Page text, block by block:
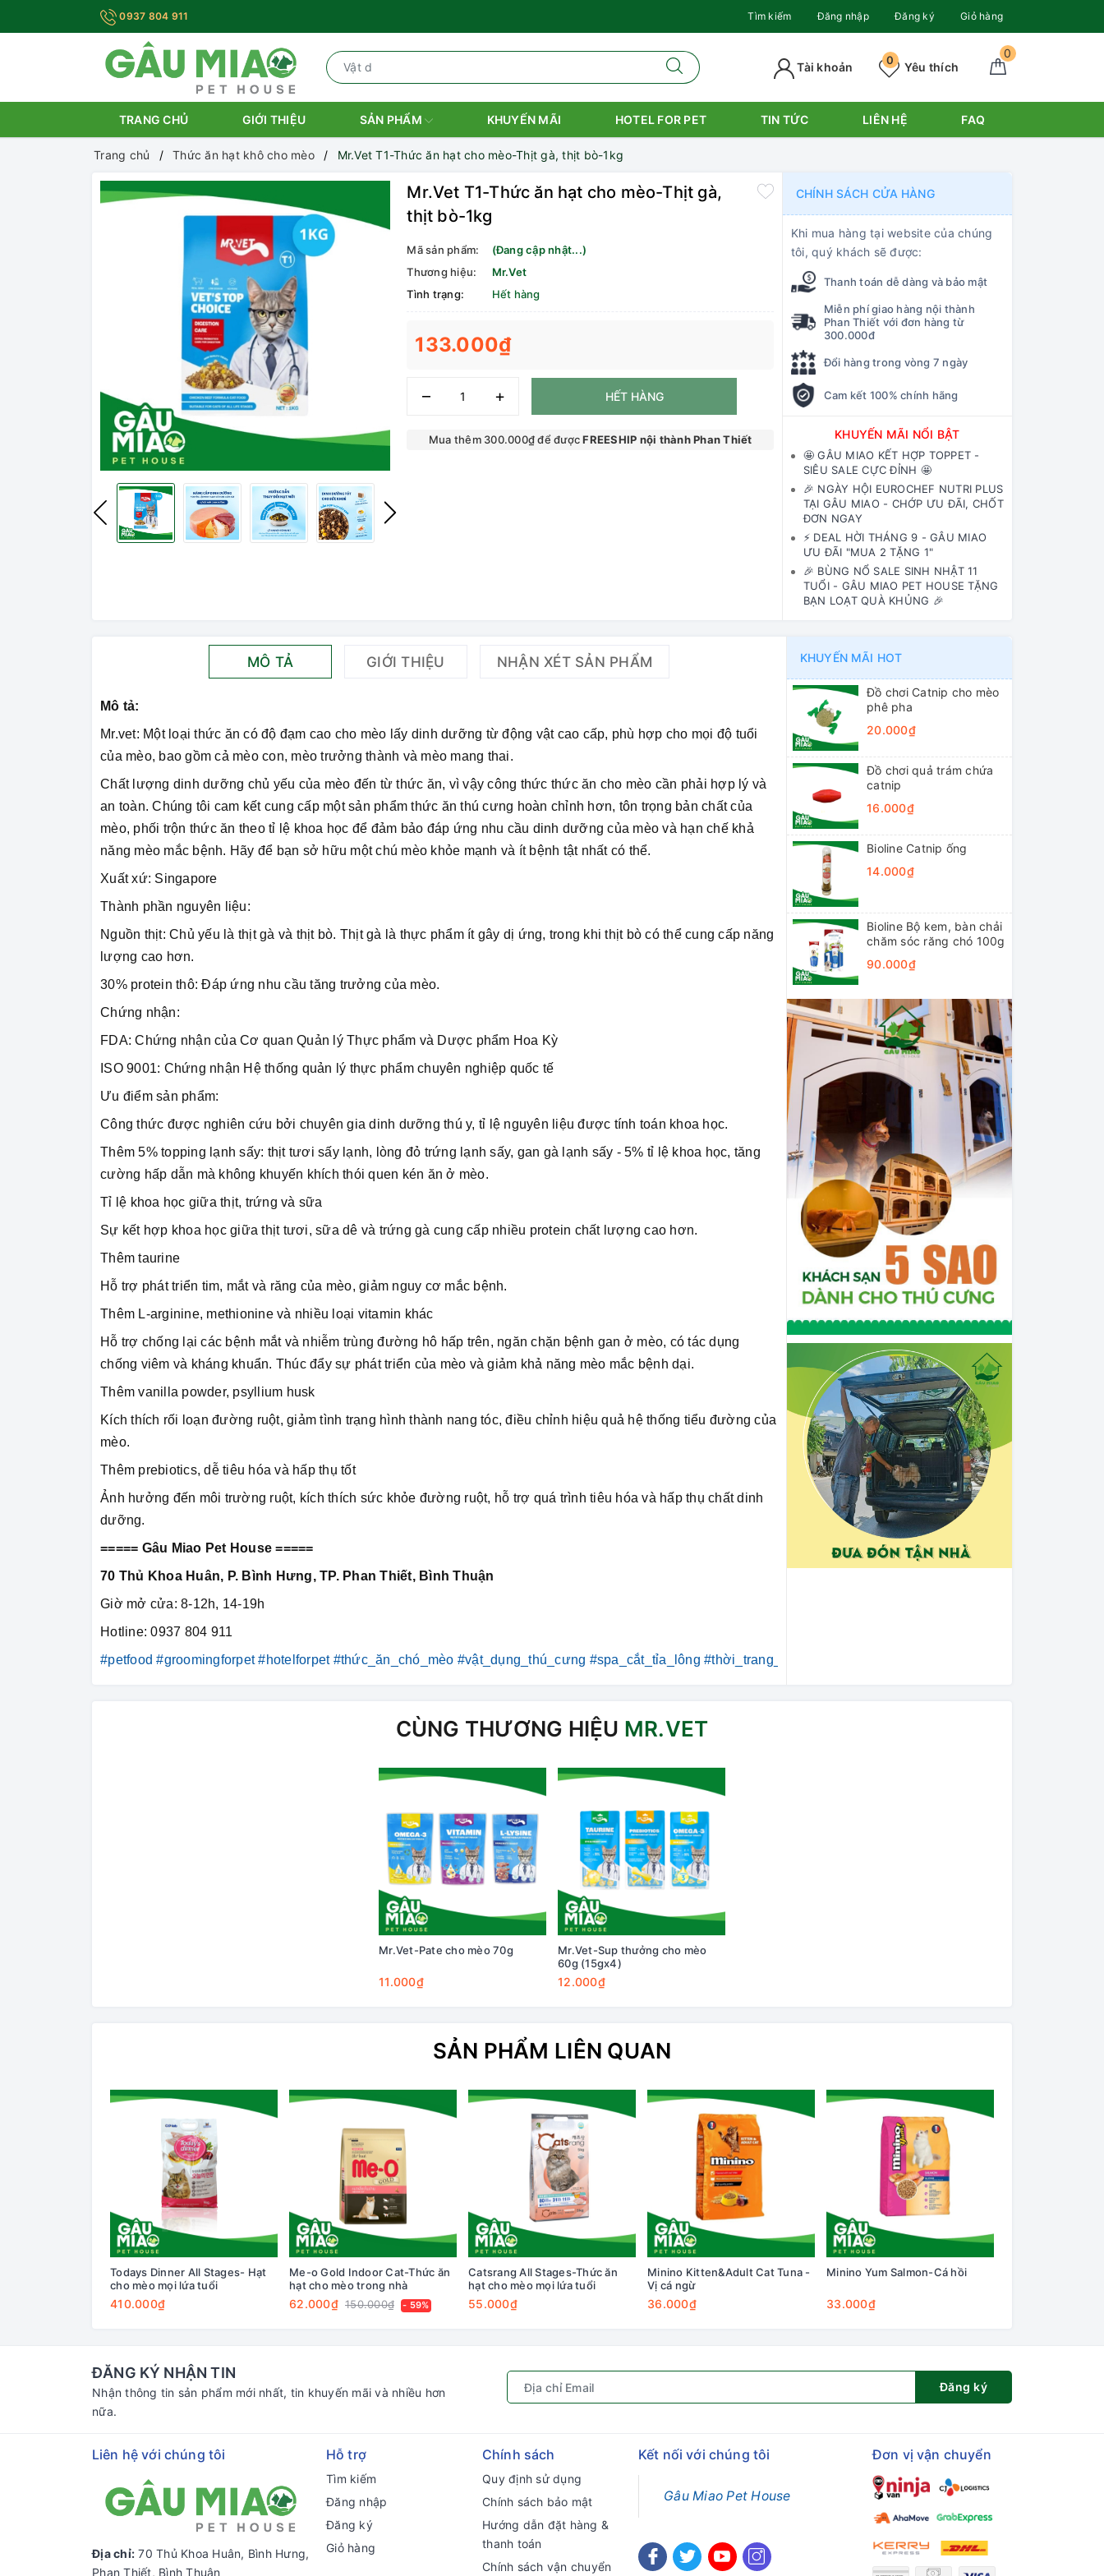
0937 804 911 Tìm kiếm Đăng nhập Đăng ký Giỏ hàng
0
Yêu thích
0
Tài khoản
TRANG CHỦ GIỚI THIỆU SẢN PHẨM KHUYẾN MÃI HOTEL FOR PET TIN TỨC LIÊN HỆ FAQ
Trang chủ Thức ăn hạt khô cho mèo Mr.Vet T1-Thức ăn hạt cho mèo-Thịt gà, thịt bò-1kg
Mr.Vet T1-Thức ăn hạt cho mèo-Thịt gà,
thịt bò-1kg
Mã sản phẩm:
(Đang cập nhật...)
Thương hiệu:
Mr.Vet
Tình trạng:
Hết hàng
133.000₫
– + HẾT HÀNG
Mua thêm 300.000₫ để đượcFREESHIP nội thành Phan Thiết
CHÍNH SÁCH CỬA HÀNG
Khi mua hàng tại website của chúng
tôi, quý khách sẽ được:
Thanh toán dễ dàng và bảo mật
Miễn phí giao hàng nội thành
Phan Thiết với đơn hàng từ
300.000đ
Đổi hàng trong vòng 7 ngày
Cam kết 100% chính hãng
KHUYẾN MÃI NỔI BẬT
🤩 GÂU MIAO KẾT HỢP TOPPET -
SIÊU SALE CỰC ĐỈNH 🤩
🎉 NGÀY HỘI EUROCHEF NUTRI PLUS
TẠI GÂU MIAO - CHỚP ƯU ĐÃI, CHỐT
ĐƠN NGAY
⚡️ DEAL HỜI THÁNG 9 - GÂU MIAO
ƯU ĐÃI "MUA 2 TẶNG 1"
🎉 BÙNG NỔ SALE SINH NHẬT 11
TUỔI - GÂU MIAO PET HOUSE TẶNG
BẠN LOẠT QUÀ KHỦNG 🎉
MÔ TẢ GIỚI THIỆU NHẬN XÉT SẢN PHẨM
Mô tả:
Mr.vet: Một loại thức ăn có độ đạm cao cho mèo lấy dinh dưỡng từ động vật cao cấp, phù hợp cho mọi độ tuổi
của mèo, bao gồm cả mèo con, mèo trưởng thành và mèo mang thai.
Chất lượng dinh dưỡng chủ yếu của mèo đến từ thức ăn, vì vậy công thức thức ăn cho mèo cần phải hợp lý và
an toàn. Chúng tôi cam kết cung cấp một sản phẩm thức ăn thú cưng hoàn chỉnh hơn, tôn trọng bản chất của
mèo, phối trộn thức ăn theo tỉ lệ khoa học để đảm bảo đáp ứng nhu cầu dinh dưỡng của mèo và hạn chế khả
năng mèo mắc bệnh. Hãy để bạn sở hữu một chú mèo khỏe mạnh và ít bệnh tật nhất có thể.
Xuất xứ: Singapore
Thành phần nguyên liệu:
Nguồn thịt: Chủ yếu là thịt gà và thịt bò. Thịt gà là thực phẩm ít gây dị ứng, trong khi thịt bò có thể cung cấp năng
lượng cao hơn.
30% protein thô: Đáp ứng nhu cầu tăng trưởng của mèo.
Chứng nhận:
FDA: Chứng nhận của Cơ quan Quản lý Thực phẩm và Dược phẩm Hoa Kỳ
ISO 9001: Chứng nhận Hệ thống quản lý thực phẩm chuyên nghiệp quốc tế
Ưu điểm sản phẩm:
Công thức được nghiên cứu bởi chuyên gia dinh dưỡng thú y, tỉ lệ nguyên liệu được tính toán khoa học.
Thêm 5% topping lạnh sấy: thịt tươi sấy lạnh, lòng đỏ trứng lạnh sấy, gan gà lạnh sấy - 5% tỉ lệ khoa học, tăng
cường hấp dẫn mà không khuyến khích thói quen kén ăn ở mèo.
Tỉ lệ khoa học giữa thịt, trứng và sữa
Sự kết hợp khoa học giữa thịt tươi, sữa dê và trứng gà cung cấp nhiều protein chất lượng cao hơn.
Thêm taurine
Hỗ trợ phát triển tim, mắt và răng của mèo, giảm nguy cơ mắc bệnh.
Thêm L-arginine, methionine và nhiều loại vitamin khác
Hỗ trợ chống lại các bệnh mắt và nhiễm trùng đường hô hấp trên, ngăn chặn bệnh gan ở mèo, có tác dụng
chống viêm và kháng khuẩn. Thúc đẩy sự phát triển của mèo và giảm khả năng mèo mắc bệnh dại.
Thêm vanilla powder, psyllium husk
Kích thích rối loạn đường ruột, giảm tình trạng hình thành nang tóc, điều chỉnh hiệu quả hệ thống tiểu đường của
mèo.
Thêm prebiotics, dễ tiêu hóa và hấp thụ tốt
Ảnh hưởng đến môi trường ruột, kích thích sức khỏe đường ruột, hỗ trợ quá trình tiêu hóa và hấp thụ chất dinh
dưỡng.
===== Gâu Miao Pet House =====
70 Thủ Khoa Huân, P. Bình Hưng, TP. Phan Thiết, Bình Thuận
Giờ mở cửa: 8-12h, 14-19h
Hotline: 0937 804 911
#petfood #groomingforpet #hotelforpet #thức_ăn_chó_mèo #vật_dụng_thú_cưng #spa_cắt_tỉa_lông #thời_trang_thú_cưng
KHUYẾN MÃI HOT
Đồ chơi Catnip cho mèo
phê pha
20.000₫
Đồ chơi quả trám chứa
catnip
16.000₫
Bioline Catnip ống
14.000₫
Bioline Bộ kem, bàn chải
chăm sóc răng chó 100g
90.000₫
CÙNG THƯƠNG HIỆU MR.VET
Mr.Vet-Pate cho mèo 70g
11.000₫
Mr.Vet-Sup thưởng cho mèo
60g (15gx4)
12.000₫
SẢN PHẨM LIÊN QUAN
Todays Dinner All Stages- Hạt
cho mèo mọi lứa tuổi
410.000₫
Me-o Gold Indoor Cat-Thức ăn
hạt cho mèo trong nhà
62.000₫ 150.000₫ - 59%
Catsrang All Stages-Thức ăn
hạt cho mèo mọi lứa tuổi
55.000₫
Minino Kitten&Adult Cat Tuna -
Vị cá ngừ
36.000₫
Minino Yum Salmon-Cá hồi
33.000₫
ĐĂNG KÝ NHẬN TIN
Nhận thông tin sản phẩm mới nhất, tin khuyến mãi và nhiều hơn
nữa.
Đăng ký
Liên hệ với chúng tôi
Địa chỉ: 70 Thủ Khoa Huân, Bình Hưng,
Phan Thiết, Bình Thuận
Hỗ trợ
Tìm kiếm
Đăng nhập
Đăng ký
Giỏ hàng
Chính sách
Quy định sử dụng
Chính sách bảo mật
Hướng dẫn đặt hàng &
thanh toán
Chính sách vận chuyển
Kết nối với chúng tôi
Gâu Miao Pet House
Đơn vị vận chuyển